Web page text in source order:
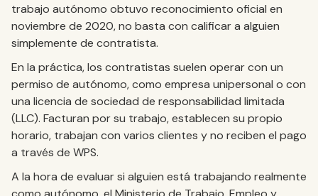
trabajo autónomo obtuvo reconocimiento oficial en
noviembre de 2020, no basta con calificar a alguien
simplemente de contratista.
En la práctica, los contratistas suelen operar con un
permiso de autónomo, como empresa unipersonal o con
una licencia de sociedad de responsabilidad limitada
(LLC). Facturan por su trabajo, establecen su propio
horario, trabajan con varios clientes y no reciben el pago
a través de WPS.
A la hora de evaluar si alguien está trabajando realmente